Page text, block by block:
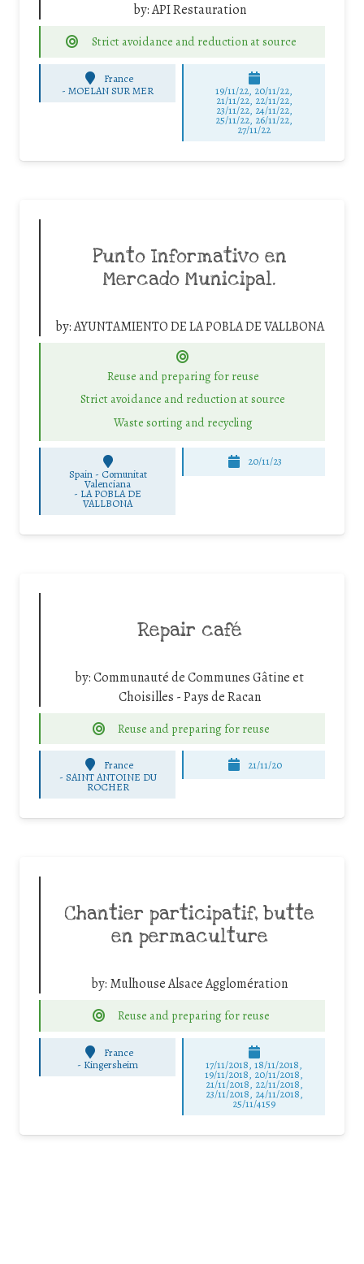
by:API Restauration
Strict avoidance and reduction at source
France
-MOELAN SUR MER 19/11/22, 20/11/22,
21/11/22, 22/11/22,
23/11/22, 24/11/22,
25/11/22, 26/11/22,
27/11/22
Punto Informativo en
Mercado Municipal.
by:AYUNTAMIENTO DE LA POBLA DE VALLBONA
Reuse and preparing for reuse
Strict avoidance and reduction at source
Waste sorting and recycling
Spain - Comunitat
Valenciana
- LA POBLA DE
VALLBONA
20/11/23
Repair café
by:Communauté de Communes Gâtine et
Choisilles - Pays de Racan
Reuse and preparing for reuse
France
- SAINT ANTOINE DU
ROCHER
21/11/20
Chantier participatif, butte
en permaculture
by: Mulhouse Alsace Agglomération
Reuse and preparing for reuse
France
- Kingersheim 17/11/2018, 18/11/2018,
19/11/2018, 20/11/2018,
21/11/2018, 22/11/2018,
23/11/2018, 24/11/2018,
25/11/4159